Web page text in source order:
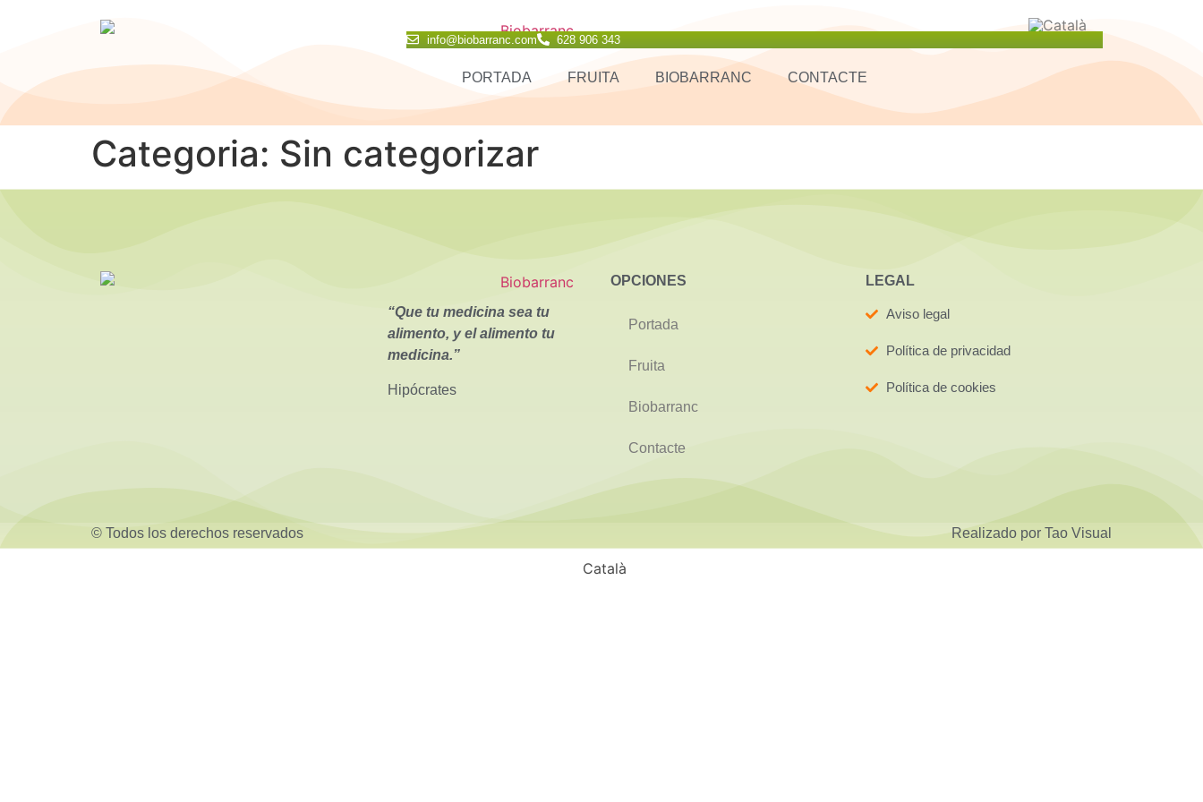
info@biobarranc.com 628 906 343
PORTADA FRUITA BIOBARRANC CONTACTE
Categoria: Sin categorizar
“Que tu medicina sea tu
alimento, y el alimento tu
medicina.”
Hipócrates
OPCIONES
Portada
Fruita
Biobarranc
Contacte
LEGAL
Aviso legal
Política de privacidad
Política de cookies
© Todos los derechos reservados Realizado por Tao Visual
Català